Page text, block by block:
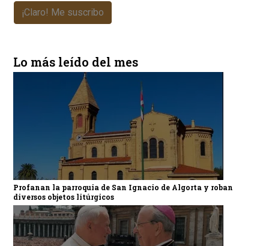
¡Claro! Me suscribo
Lo más leído del mes
Profanan la parroquia de San Ignacio de Algorta y roban
diversos objetos litúrgicos